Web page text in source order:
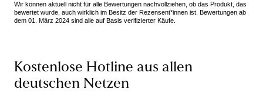
Wir können aktuell nicht für alle Bewertungen nachvollziehen, ob das Produkt, das
bewertet wurde, auch wirklich im Besitz der Rezensent*innen ist. Bewertungen ab
dem 01. März 2024 sind alle auf Basis verifizierter Käufe.
Kostenlose Hotline aus allen
deutschen Netzen